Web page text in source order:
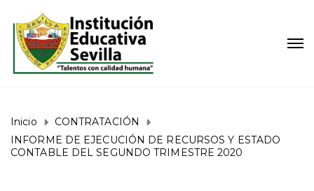
Inicio
CONTRATACIÓN
INFORME DE EJECUCIÓN DE RECURSOS Y ESTADO
CONTABLE DEL SEGUNDO TRIMESTRE 2020